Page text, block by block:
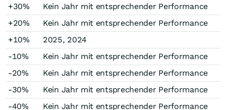
+30%
Kein Jahr mit entsprechender Performance
+20%
Kein Jahr mit entsprechender Performance
+10%
2025, 2024
-10%
Kein Jahr mit entsprechender Performance
-20%
Kein Jahr mit entsprechender Performance
-30%
Kein Jahr mit entsprechender Performance
-40%
Kein Jahr mit entsprechender Performance